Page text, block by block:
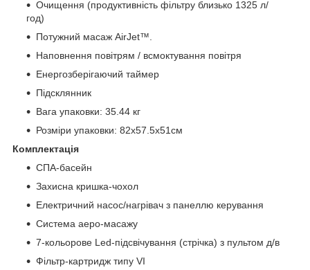
Очищення (продуктивність фільтру близько 1325 л/
год)
Потужний масаж AirJet™.
Наповнення повітрям / всмоктування повітря
Енергозберігаючий таймер
Підсклянник
Вага упаковки: 35.44 кг
Розміри упаковки: 82х57.5х51см
Комплектація
СПА-басейн
Захисна кришка-чохол
Електричний насос/нагрівач з панеллю керування
Система аеро-масажу
7-кольорове Led-підсвічування (стрічка) з пультом д/в
Фільтр-картридж типу VI